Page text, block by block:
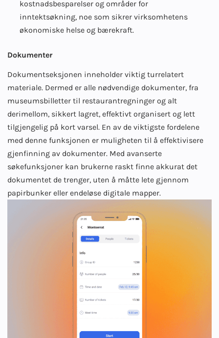
kostnadsbesparelser og områder for
inntektsøkning, noe som sikrer virksomhetens
økonomiske helse og bærekraft.
Dokumenter
Dokumentseksjonen inneholder viktig turrelatert
materiale. Dermed er alle nødvendige dokumenter, fra
museumsbilletter til restaurantregninger og alt
derimellom, sikkert lagret, effektivt organisert og lett
tilgjengelig på kort varsel. En av de viktigste fordelene
med denne funksjonen er muligheten til å effektivisere
gjenfinning av dokumenter. Med avanserte
søkefunksjoner kan brukerne raskt finne akkurat det
dokumentet de trenger, uten å måtte lete gjennom
papirbunker eller endeløse digitale mapper.